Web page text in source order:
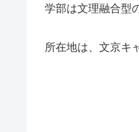
学部は文理融合型
所在地は、文京キ